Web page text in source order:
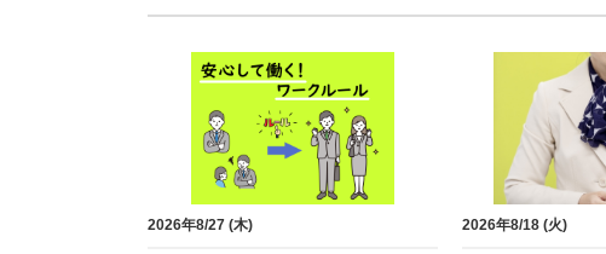
2026年8/27 (木) 2026年8/18 (火)